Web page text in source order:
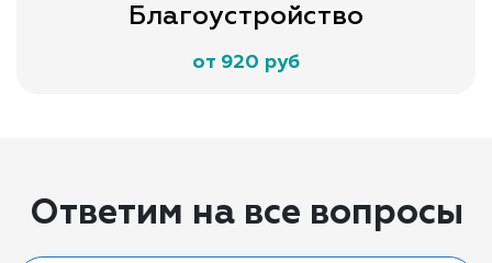
Благоустройство
от 920 руб
Ответим на все вопросы